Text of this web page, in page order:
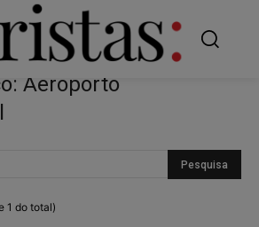
Aeroporto
1 do total)